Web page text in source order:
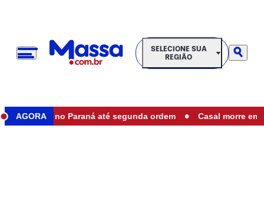
SELECIONE SUA REGIÃO
SELECIONE SUA
REGIÃO
AGORA
no Paraná até segunda ordem • Casal morre em